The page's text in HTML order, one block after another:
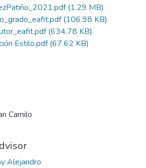
(1.29 MB)
(106.98 KB)
(634.78 KB)
Estilo.pdf(67.62 KB)
Camilo
Alejandro